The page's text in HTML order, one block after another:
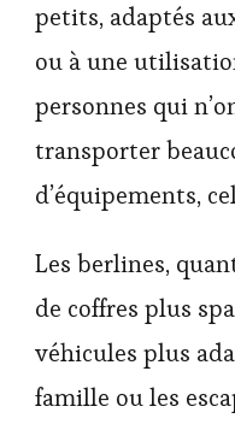
petits, adaptés
ou à une
personnes qui
transporter
d’équipements,
Les berlines,
de coffres plus
véhicules plus
famille ou les